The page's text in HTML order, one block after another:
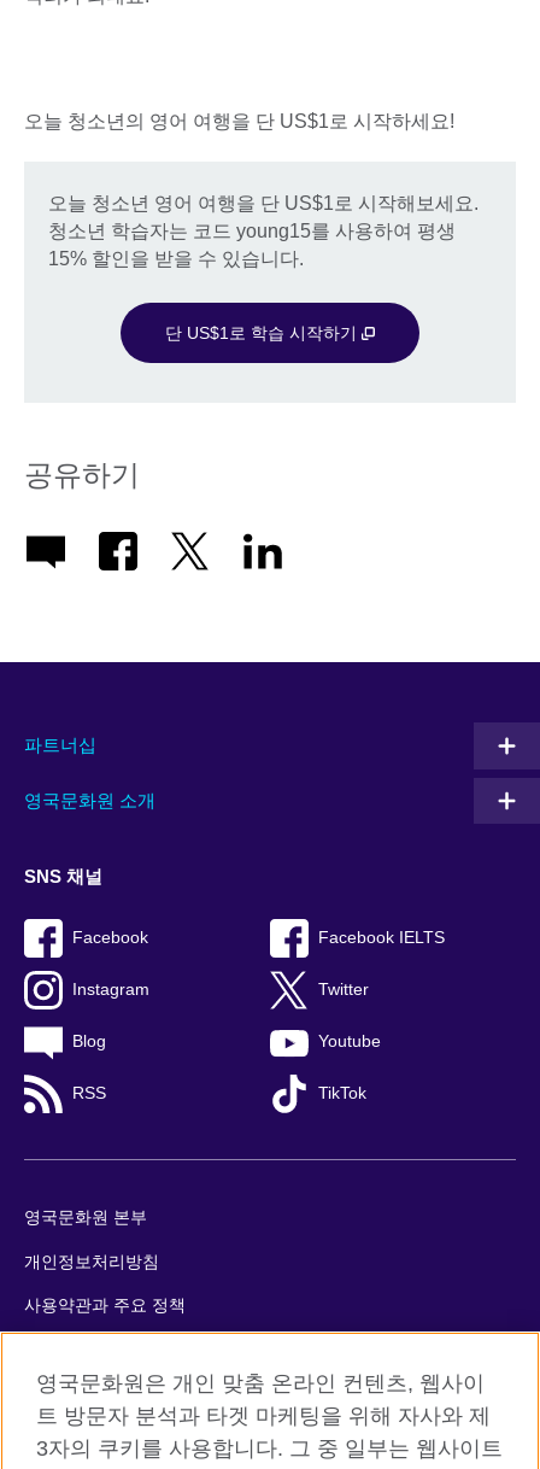
오늘 청소년의 영어 여행을 단 US$1로 시작하세요!
오늘 청소년 영어 여행을 단 US$1로 시작해보세요.
청소년 학습자는 코드 young15를 사용하여 평생
15% 할인을 받을 수 있습니다.
단 US$1로 학습 시작하기
공유하기
파트너십
영국문화원 소개
SNS 채널
Facebook Facebook IELTS
Instagram Twitter
Blog Youtube
RSS TikTok
영국문화원 본부
개인정보처리방침
사용약관과 주요 정책
사이트맵
영국문화원은 개인 맞춤 온라인 컨텐츠, 웹사이
트 방문자 분석과 타겟 마케팅을 위해 자사와 제
3자의 쿠키를 사용합니다. 그 중 일부는 웹사이트